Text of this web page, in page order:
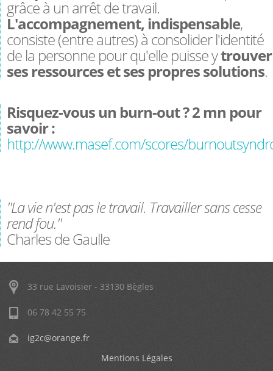
grâce à un arrêt de travail.
L'accompagnement, indispensable,
consiste (entre autres) à consolider l'identité
de la personne pour qu'elle puisse ytrouver
ses ressources et ses propres solutions.
Risquez-vous un burn-out ? 2 mn pour
savoir :
http://www.masef.com/scores/
"La vie n'est pas le travail. Travailler sans cesse
rend fou."
Charles de Gaulle
33 rue Lavoisier - 33130 Bègles
06 78 42 55 75
ig2c@orange.fr
Mentions Légales